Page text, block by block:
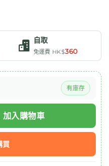
自取
免運費 HK$360
有庫存
x30/箱 數量
加入購物車
買